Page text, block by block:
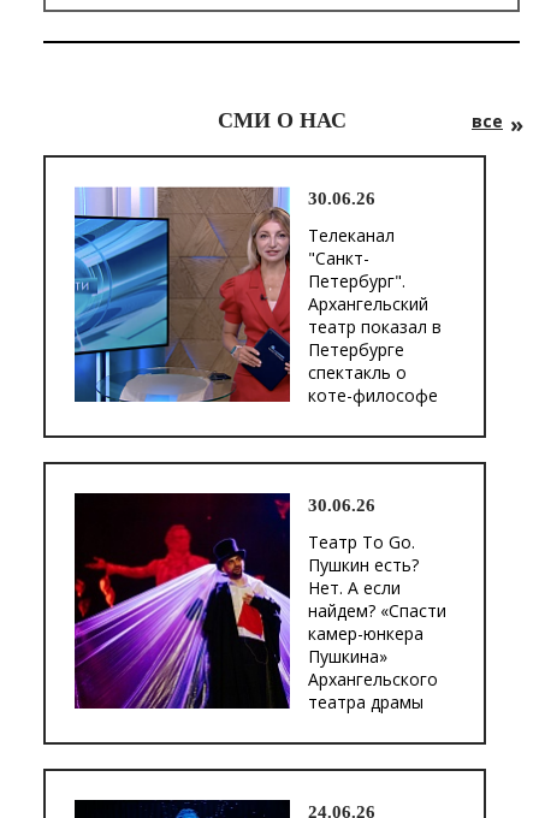
СМИ О НАС все
30.06.26
Телеканал
"Санкт-
Петербург".
Архангельский
театр показал в
Петербурге
спектакль о
коте-философе
30.06.26
Театр To Go.
Пушкин есть?
Нет. А если
найдем? «Спасти
камер-юнкера
Пушкина»
Архангельского
театра драмы
24.06.26